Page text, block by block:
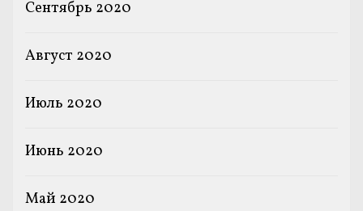
Сентябрь 2020
Август 2020
Июль 2020
Июнь 2020
Май 2020